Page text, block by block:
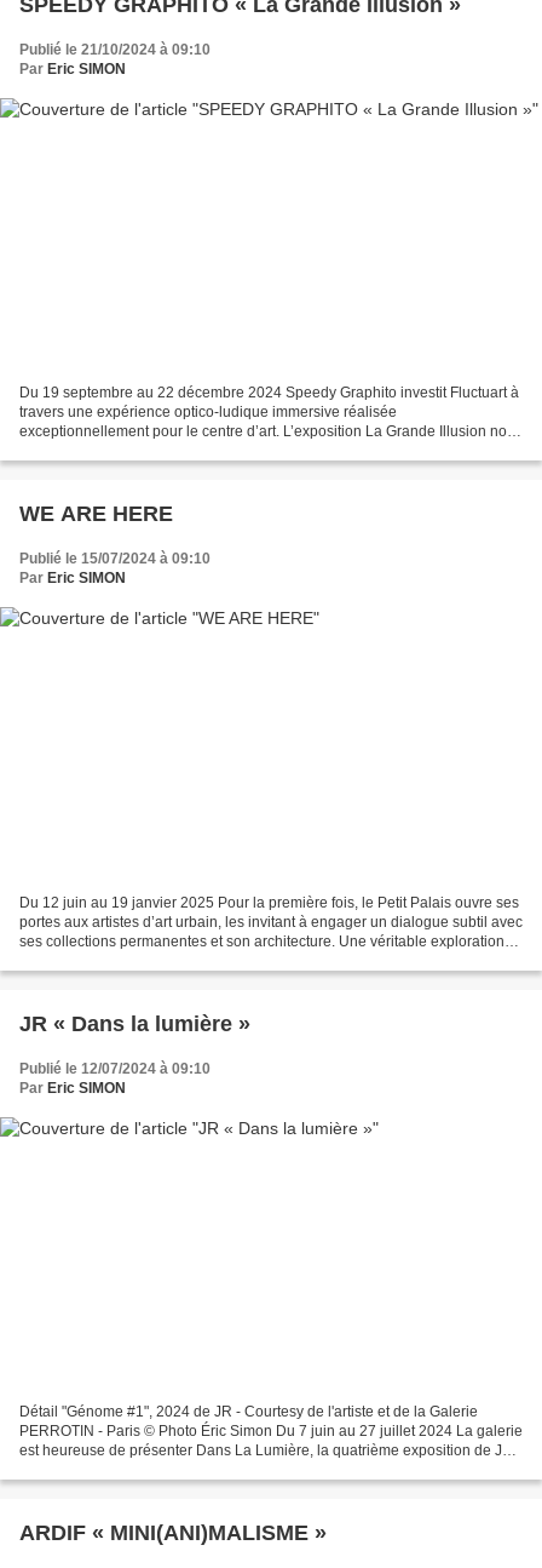
Publié le 21/10/2024 à 09:10
Par Eric SIMON
Du 19 septembre au 22 décembre 2024 Speedy Graphito investit Fluctuart à
travers une expérience optico-ludique immersive réalisée
exceptionnellement pour le centre d’art. L’exposition La Grande Illusion nous
WE ARE HERE
Publié le 15/07/2024 à 09:10
Par Eric SIMON
Du 12 juin au 19 janvier 2025 Pour la première fois, le Petit Palais ouvre ses
portes aux artistes d’art urbain, les invitant à engager un dialogue subtil avec
ses collections permanentes et son architecture. Une véritable exploration
JR « Dans la lumière »
Publié le 12/07/2024 à 09:10
Par Eric SIMON
Détail "Génome #1", 2024 de JR - Courtesy de l'artiste et de la Galerie
PERROTIN - Paris © Photo Éric Simon Du 7 juin au 27 juillet 2024 La galerie
est heureuse de présenter Dans La Lumière, la quatrième exposition de JR
ARDIF « MINI(ANI)MALISME »